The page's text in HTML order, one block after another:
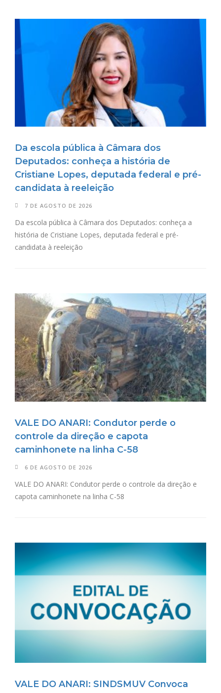
Da escola pública à Câmara dos
Deputados: conheça a história de
Cristiane Lopes, deputada federal e pré-
candidata à reeleição
7 DE AGOSTO DE 2026
Da escola pública à Câmara dos Deputados: conheça a
história de Cristiane Lopes, deputada federal e pré-
candidata à reeleição
VALE DO ANARI: Condutor perde o
controle da direção e capota
caminhonete na linha C-58
6 DE AGOSTO DE 2026
VALE DO ANARI: Condutor perde o controle da direção e
capota caminhonete na linha C-58
VALE DO ANARI: SINDSMUV Convoca